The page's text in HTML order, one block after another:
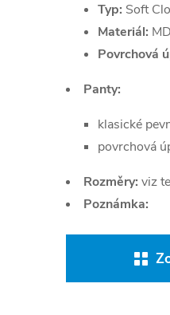
Typ: Soft
Materiál:
Povrchová
Panty:
klasické
povrchová
Rozměry: viz
Poznámka: